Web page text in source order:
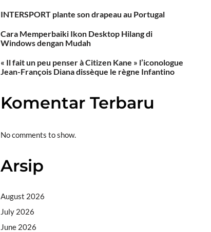
INTERSPORT plante son drapeau au Portugal
Cara Memperbaiki Ikon Desktop Hilang di
Windows dengan Mudah
« Il fait un peu penser à Citizen Kane » l’iconologue
Jean-François Diana dissèque le règne Infantino
Komentar Terbaru
No comments to show.
Arsip
August 2026
July 2026
June 2026